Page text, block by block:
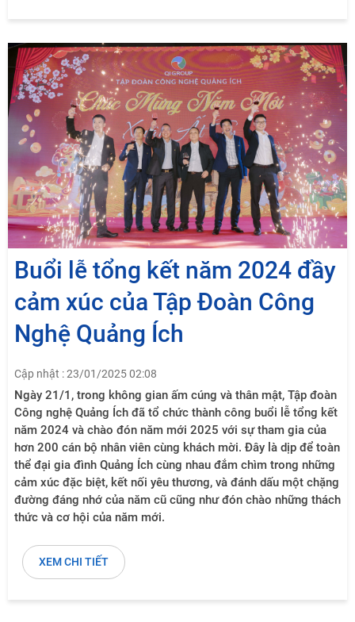
Buổi lễ tổng kết năm 2024 đầy
cảm xúc của Tập Đoàn Công
Nghệ Quảng Ích
Cập nhật : 23/01/2025 02:08
Ngày 21/1, trong không gian ấm cúng và thân mật, Tập đoàn
Công nghệ Quảng Ích đã tổ chức thành công buổi lễ tổng kết
năm 2024 và chào đón năm mới 2025 với sự tham gia của
hơn 200 cán bộ nhân viên cùng khách mời. Đây là dịp để toàn
thể đại gia đình Quảng Ích cùng nhau đắm chìm trong những
cảm xúc đặc biệt, kết nối yêu thương, và đánh dấu một chặng
đường đáng nhớ của năm cũ cũng như đón chào những thách
thức và cơ hội của năm mới.
XEM CHI TIẾT